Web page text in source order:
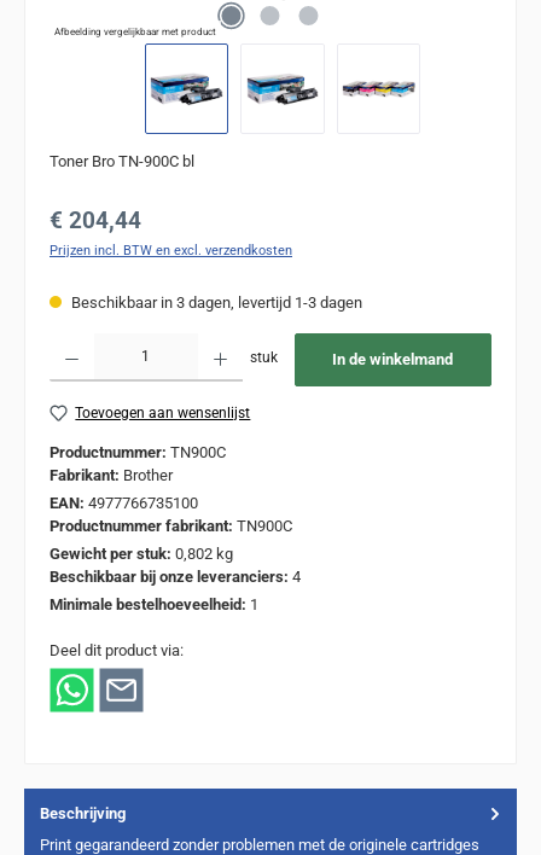
Afbeelding vergelijkbaar met product
Toner Bro TN-900C bl
Normale prijs:
€ 204,44
Prijzen incl. BTW en excl. verzendkosten
Beschikbaar in 3 dagen, levertijd 1-3 dagen
stuk In de winkelmand
Toevoegen aan wensenlijst
Productnummer: TN900C
Fabrikant: Brother
EAN: 4977766735100
Productnummer fabrikant: TN900C
Gewicht per stuk: 0,802 kg
Beschikbaar bij onze leveranciers: 4
Minimale bestelhoeveelheid: 1
Deel dit product via:
Beschrijving
Print gegarandeerd zonder problemen met de originele cartridges